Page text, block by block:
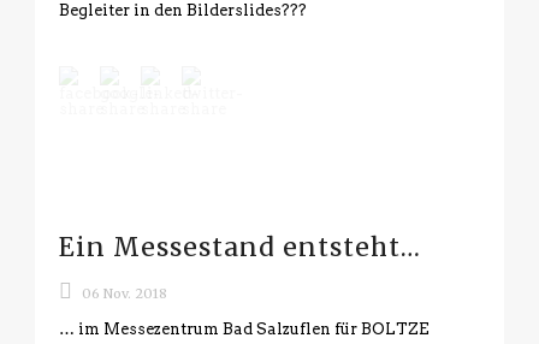
Begleiter in den Bilderslides???
Ein Messestand entsteht…
06 Nov. 2018
… im Messezentrum Bad Salzuflen für BOLTZE